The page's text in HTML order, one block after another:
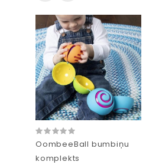
OombeeBall bumbiņu
komplekts